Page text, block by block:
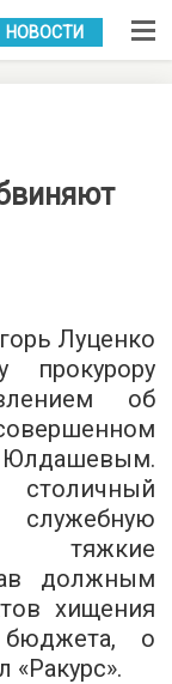
УКР РУС
НОВОСТИ
Луценко
прокурору
об
Юлдашевым.
тяжкие
должным
хищения
бюджета, о
«Ракурс».